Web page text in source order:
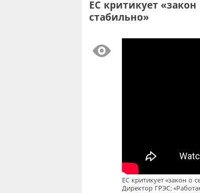
ЕС критикует
стабильно»
ЕС критикует «закон о
Директор ГРЭС: